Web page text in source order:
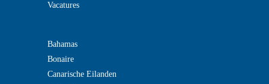
Vacatures
Bahamas
Bonaire
Canarische Eilanden